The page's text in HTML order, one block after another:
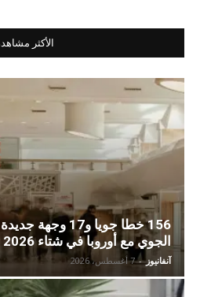
الأكثر
156 خطا جويا و17
الجوي مع أوروبا في شتاء 2026
آنفانيوز - 7 أغسطس، 2026